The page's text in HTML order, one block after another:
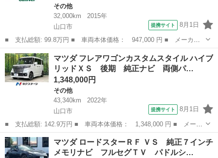
その他
32,000km
2015年
山口市
提携サイト 8月1日
■ 支払総額: 99.8万円 ■ 車両本体価格： 947,000 円 ■ メーカー
名： マツダ ■ 車種名： フレアクロスオーバー ■ グレード
名： ＸＳ ２インチリフトアップ ＪＡＯＳマッドガード ＪＡＯ
Ｓフロントスポー...
山口 山口市 その他
マツダ フレアワゴンカスタムスタイル ハイブ
リッドＸＳ 後期 純正ナビ 両側パ…
1,348,000円
その他
43,340km
2022年
山口市
提携サイト 8月1日
■ 支払総額: 142.9万円 ■ 車両本体価格： 1,348,000 円 ■ メーカ
ー名： マツダ ■ 車種名： フレアワゴンカスタムスタイル ■ グ
レード名： ハイブリッドＸＳ 後期 純正ナビ 両側パワスラ シ
ートヒー...
山口 山口市 その他
マツダ ロードスターＲＦ ＶＳ 純正７インチ
メモリナビ フルセグＴＶ パドルシ…